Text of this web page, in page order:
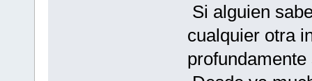
Si alguien
cualquier otra